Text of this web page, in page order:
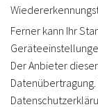
Ferner kann Ihr
Der Anbieter